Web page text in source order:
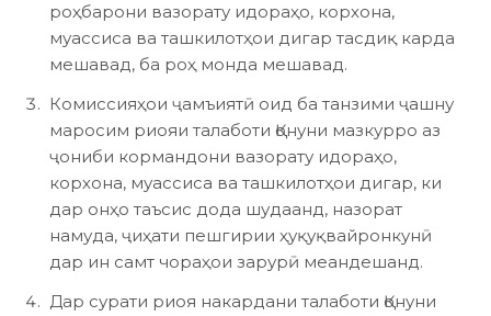
роҳбарони вазорату идораҳо, корхона,
муассиса ва ташкилотҳои дигар тасдиқ карда
мешавад, ба роҳ монда мешавад.
Комиссияҳои ҷамъиятӣ оид ба танзими ҷашну
маросим риояи талаботи Қонуни мазкурро аз
ҷониби кормандони вазорату идораҳо,
корхона, муассиса ва ташкилотҳои дигар, ки
дар онҳо таъсис дода шудаанд, назорат
намуда, ҷиҳати пешгирии ҳуқуқвайронкунӣ
дар ин самт чораҳои зарурӣ меандешанд.
Дар сурати риоя накардани талаботи Қонуни